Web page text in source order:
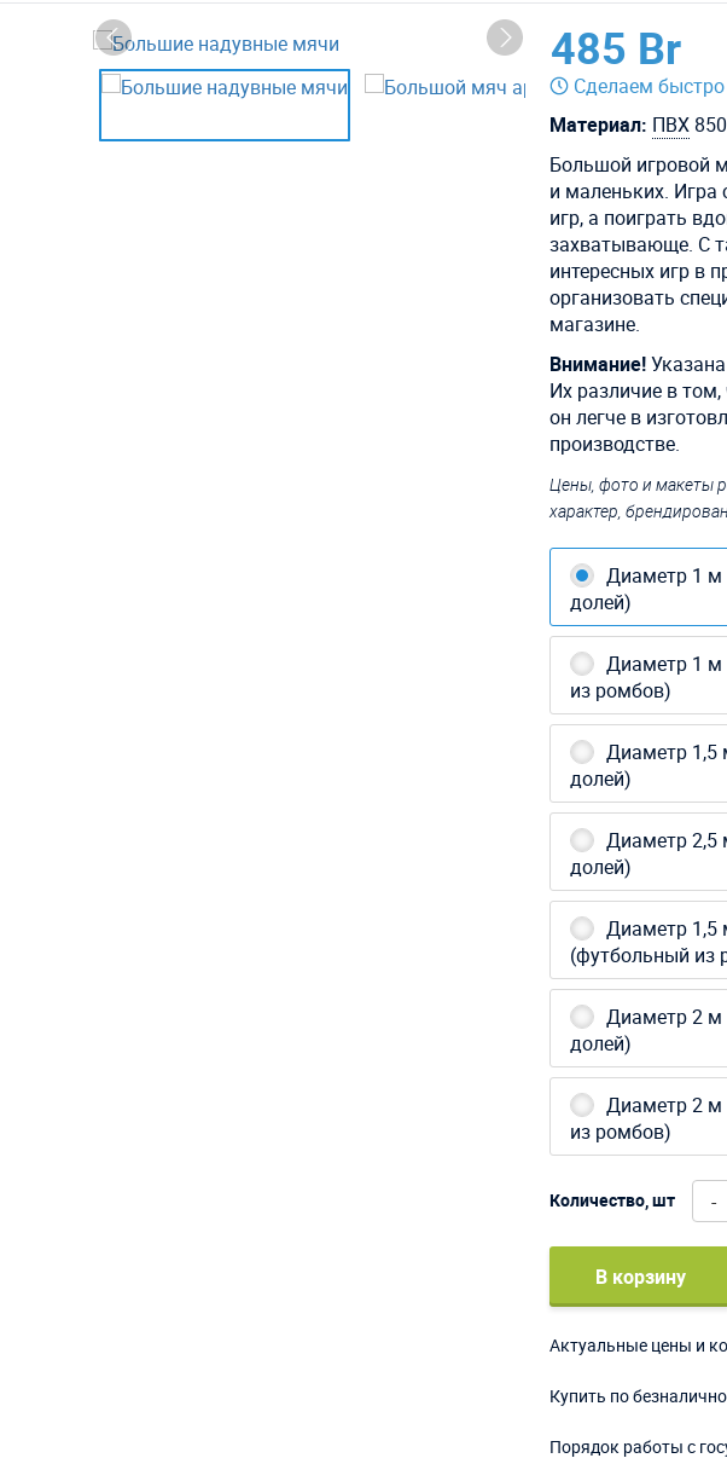
485 Br
Сделаем
Материал: ПВХ
Большой игровой
и маленьких.
игр, а поиграть
захватывающе. С
интересных игр в
организовать
магазине.
Внимание!
Их различие в
он легче в
производстве.
Цены, фото и макеты
характер,
Диаметр 1 м
долей)
Диаметр 1 м
из ромбов)
Диаметр 1,5
долей)
Диаметр 2,5
долей)
Диаметр 1,5
(футбольный из
Диаметр 2 м
долей)
Диаметр 2 м
из ромбов)
Количество, шт -
В корзину
Актуальные цены и
Купить по
Порядок работы с